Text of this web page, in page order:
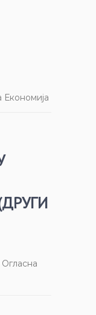
Економија
Огласна